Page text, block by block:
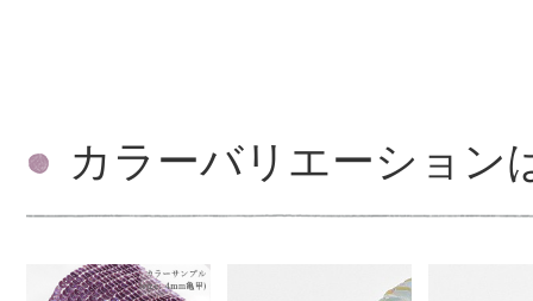
カラーバリエーション